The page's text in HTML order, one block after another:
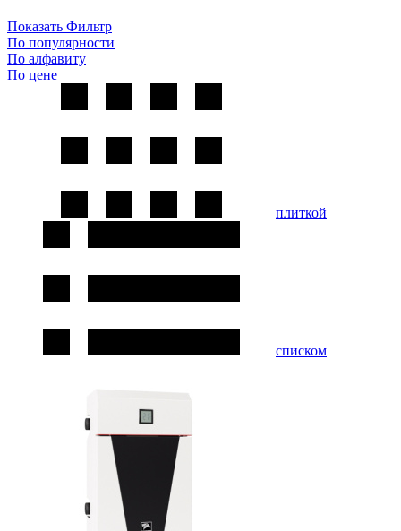
Показать Фильтр
По популярности
По алфавиту
По цене
плиткой
списком